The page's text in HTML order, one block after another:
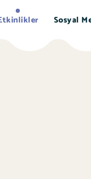
Sosyal